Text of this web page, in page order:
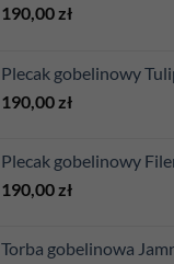
190,00 zł
Plecak gobelinowy
190,00 zł
Plecak gobelinowy
190,00 zł
Torba gobelinowa